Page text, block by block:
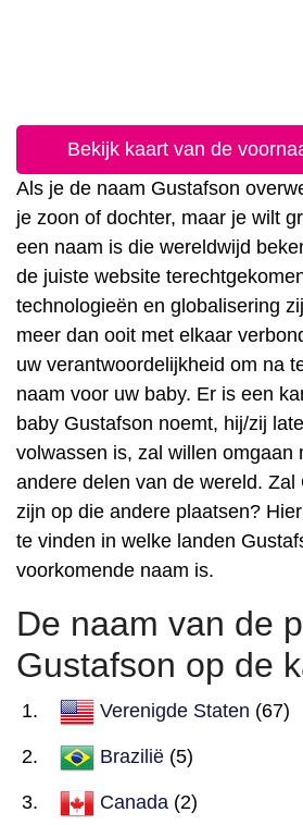
Bekijk kaart van de
Als je de naam Gustafson
je zoon of dochter, maar je wilt
een naam is die wereldwijd
de juiste website
technologieën en globalisering
meer dan ooit met elkaar
uw verantwoordelijkheid om na
naam voor uw baby. Er is een
baby Gustafson noemt, hij/zij
volwassen is, zal willen omgaan
andere delen van de wereld. Zal
zijn op die andere plaatsen?
te vinden in welke landen
voorkomende naam is.
De naam van de
Gustafson op de
Verenigde Staten (67)
Brazilië (5)
Canada (2)